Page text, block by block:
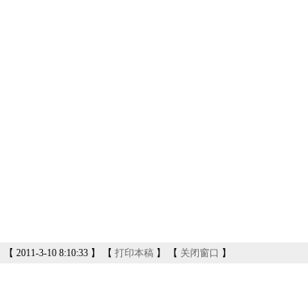
【 2011-3-10 8:10:33 】 【 打印本稿 】 【 关闭窗口 】